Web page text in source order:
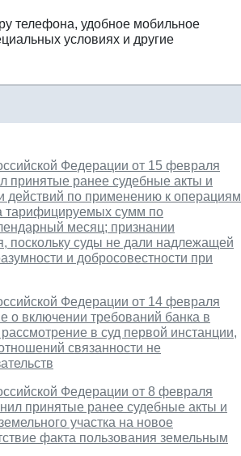
телефона, удобное мобильное
условиях и другие
Федерации от 15 февраля
принятые ранее судебные акты и
действий по применению к операциям
тарифицируемых сумм по
месяц; признании
поскольку суды не дали надлежащей
и добросовестности при
Федерации от 14 февраля
включении требований банка в
в суд первой инстанции,
связанности не
Федерации от 8 февраля
принятые ранее судебные акты и
участка на новое
факта пользования земельным